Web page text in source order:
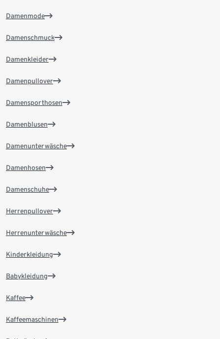
Damenmode
Damenschmuck
Damenkleider
Damenpullover
Damensporthosen
Damenblusen
Damenunterwäsche
Damenhosen
Damenschuhe
Herrenpullover
Herrenunterwäsche
Kinderkleidung
Babykleidung
Kaffee
Kaffeemaschinen